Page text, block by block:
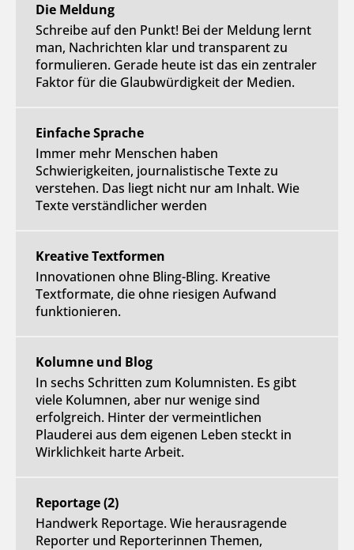
Die Meldung
Schreibe auf den Punkt! Bei der Meldung lernt
man, Nachrichten klar und transparent zu
formulieren. Gerade heute ist das ein zentraler
Faktor für die Glaubwürdigkeit der Medien.
Einfache Sprache
Immer mehr Menschen haben
Schwierigkeiten, journalistische Texte zu
verstehen. Das liegt nicht nur am Inhalt. Wie
Texte verständlicher werden
Kreative Textformen
Innovationen ohne Bling-Bling. Kreative
Textformate, die ohne riesigen Aufwand
funktionieren.
Kolumne und Blog
In sechs Schritten zum Kolumnisten. Es gibt
viele Kolumnen, aber nur wenige sind
erfolgreich. Hinter der vermeintlichen
Plauderei aus dem eigenen Leben steckt in
Wirklichkeit harte Arbeit.
Reportage (2)
Handwerk Reportage. Wie herausragende
Reporter und Reporterinnen Themen,